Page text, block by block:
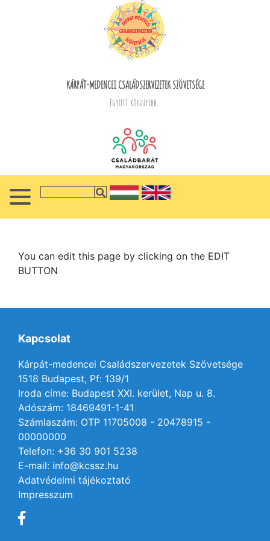
KÁRPÁT-MEDENCEI CSALÁDSZERVEZETEK SZÖVETSÉGE
Együtt könnyebb...
You can edit this page by clicking on the EDIT
BUTTON
Kapcsolat
Kárpát-medencei Családszervezetek Szövetsége
1518 Budapest, Pf: 139/1
Iroda címe: Budapest XXI. kerület, Nap u. 8.
Adószám: 18469491-1-41
Számlaszám: OTP 11705008 - 20478915 -
00000000
Telefon: +36 30 901 5238
E-mail: info@kcssz.hu
Adatvédelmi tájékoztató
Impresszum